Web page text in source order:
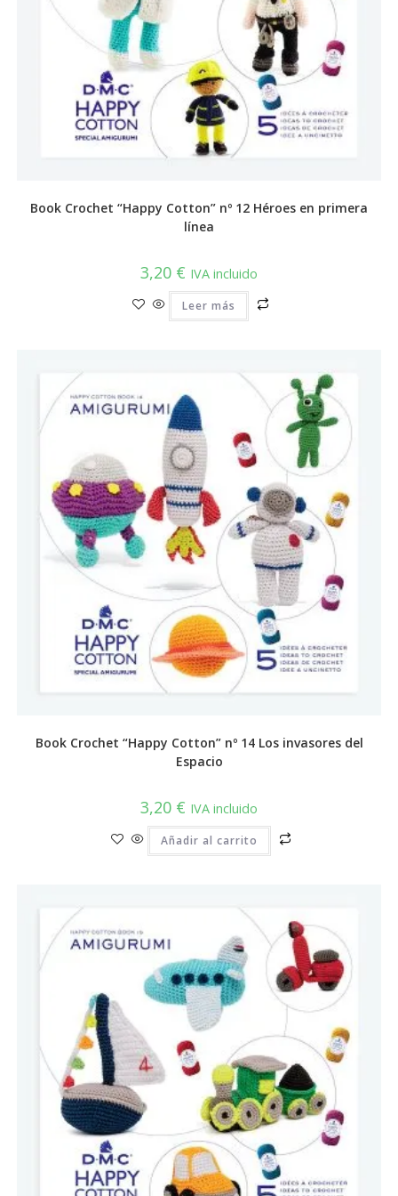
Book Crochet “Happy Cotton” nº 12 Héroes en primera
línea
3,20 € IVA incluido
Leer más
Book Crochet “Happy Cotton” nº 14 Los invasores del
Espacio
3,20 € IVA incluido
Añadir al carrito